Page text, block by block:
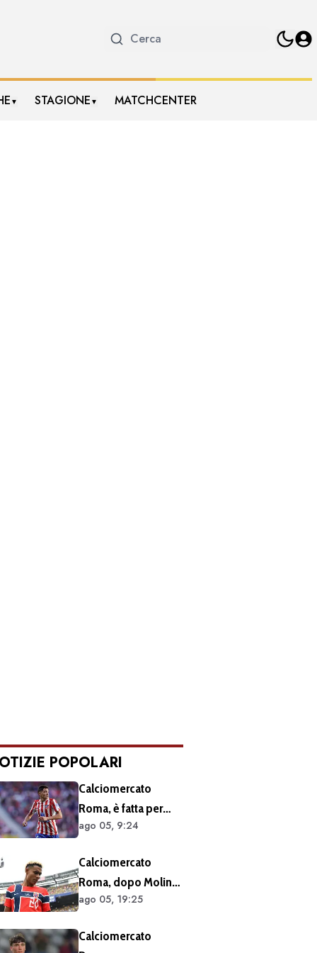
▼ STAGIONE ▼ MATCHCENTER
POPOLARI
Calciomercato
Roma, è fatta per
Molina: atteso
ago 05, 9:24
Calciomercato
Roma, dopo Molina
si accelera sugli
prossimi obiettivi
ago 05, 19:25
Calciomercato